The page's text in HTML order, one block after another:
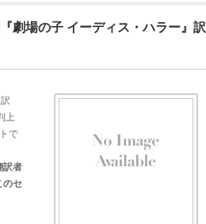
劇場の子 イーディス・ハラー』訳
上
で
訳者
のセ